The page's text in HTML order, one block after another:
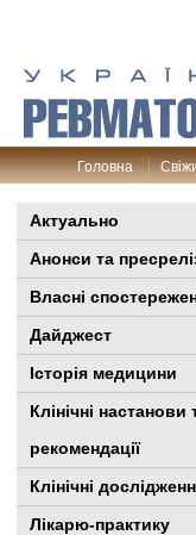
Головна
Актуально
Анонси та
Власні
Дайджест
Історія медицини
Клінiчні настанови
рекомендації
Клінічні
Лікарю-практику